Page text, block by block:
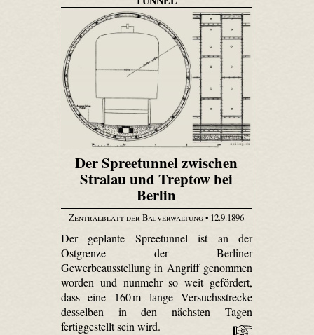
Der Spreetunnel zwischen
Stralau und Treptow bei
Berlin
Zentralblatt der Bauverwaltung• 12.9.1896
Der geplante Spree­tunnel ist an der
Ostgrenze der Berliner
Gewerbeausstellung in Angriff genommen
worden und nunmehr so weit gefördert,
dass eine 160 m lange Versuchsstrecke
desselben in den nächsten Tagen
fertiggestellt sein wird.